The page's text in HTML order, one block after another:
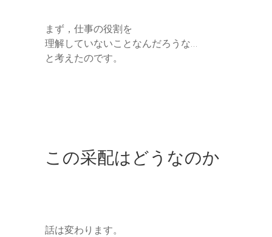
まず，仕事の役割を
理解していないことなんだろうな…
と考えたのです。
この采配はどうなのか
話は変わります。